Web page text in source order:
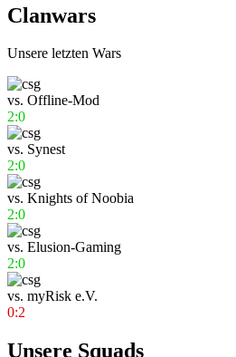
Clanwars
Unsere letzten Wars
vs. Offline-Mod
2:0
vs. Synest
2:0
vs. Knights of Noobia
2:0
vs. Elusion-Gaming
2:0
vs. myRisk e.V.
0:2
Unsere Squads